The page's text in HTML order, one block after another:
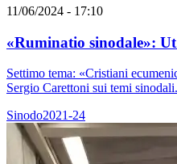
11/06/2024 - 17:10
«Ruminatio sinodale»:
Settimo tema: «Cristiani
Sergio Carettoni sui temi sinodali.
Sinodo2021-24